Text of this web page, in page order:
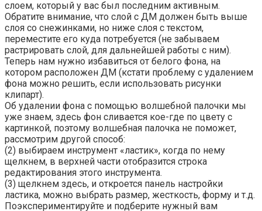
слоем, который у вас был последним активным.
Обратите внимание, что слой с ДМ должен быть выше
слоя со снежинками, но ниже слоя с текстом,
переместите его куда потребуется (не забываем
растрировать слой, для дальнейшей работы с ним).
Теперь нам нужно избавиться от белого фона, на
котором расположен ДМ (кстати проблему с удалением
фона можно решить, если использовать рисунки
клипарт).
Об удалении фона с помощью волшебной палочки мы
уже знаем, здесь фон сливается кое-где по цвету с
картинкой, поэтому волшебная палочка не поможет,
рассмотрим другой способ:
(2) выбираем инструмент «ластик», когда по нему
щелкнем, в верхней части отобразится строка
редактирования этого инструмента.
(3) щелкнем здесь, и откроется панель настройки
ластика, можно выбрать размер, жесткость, форму и т.д.
Поэкспериментируйте и подберите нужный вам